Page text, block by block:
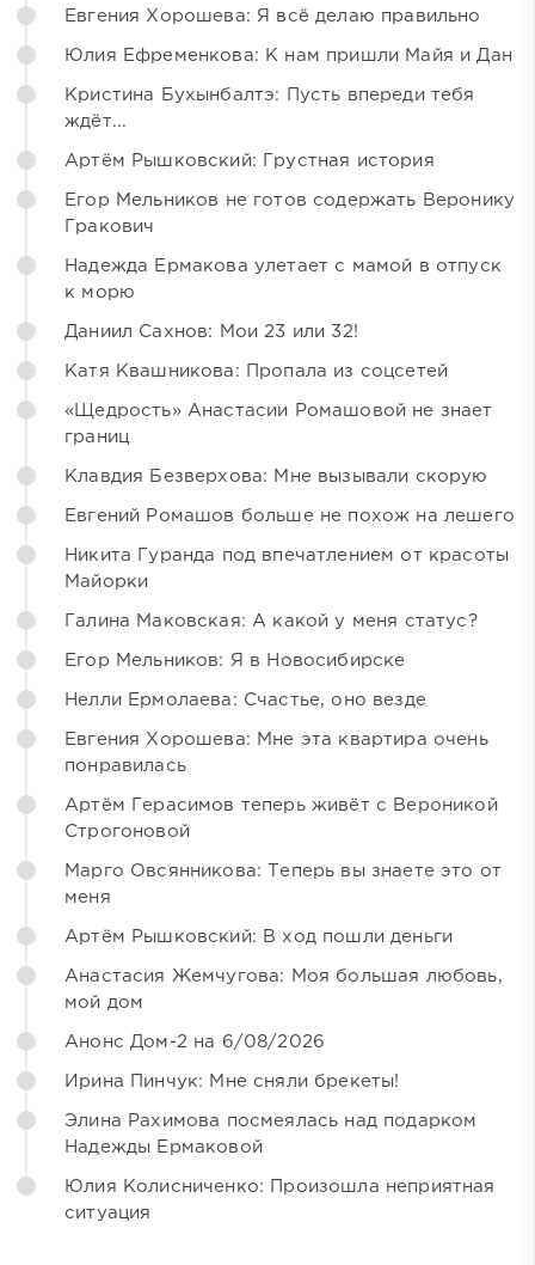
Евгения Хорошева: Я всё делаю правильно
Юлия Ефременкова: К нам пришли Майя и Дан
Кристина Бухынбалтэ: Пусть впереди тебя
ждёт...
Артём Рышковский: Грустная история
Егор Мельников не готов содержать Веронику
Гракович
Надежда Ермакова улетает с мамой в отпуск
к морю
Даниил Сахнов: Мои 23 или 32!
Катя Квашникова: Пропала из соцсетей
«Щедрость» Анастасии Ромашовой не знает
границ
Клавдия Безверхова: Мне вызывали скорую
Евгений Ромашов больше не похож на лешего
Никита Гуранда под впечатлением от красоты
Майорки
Галина Маковская: А какой у меня статус?
Егор Мельников: Я в Новосибирске
Нелли Ермолаева: Счастье, оно везде
Евгения Хорошева: Мне эта квартира очень
понравилась
Артём Герасимов теперь живёт с Вероникой
Строгоновой
Марго Овсянникова: Теперь вы знаете это от
меня
Артём Рышковский: В ход пошли деньги
Анастасия Жемчугова: Моя большая любовь,
мой дом
Анонс Дом-2 на 6/08/2026
Ирина Пинчук: Мне сняли брекеты!
Элина Рахимова посмеялась над подарком
Надежды Ермаковой
Юлия Колисниченко: Произошла неприятная
ситуация